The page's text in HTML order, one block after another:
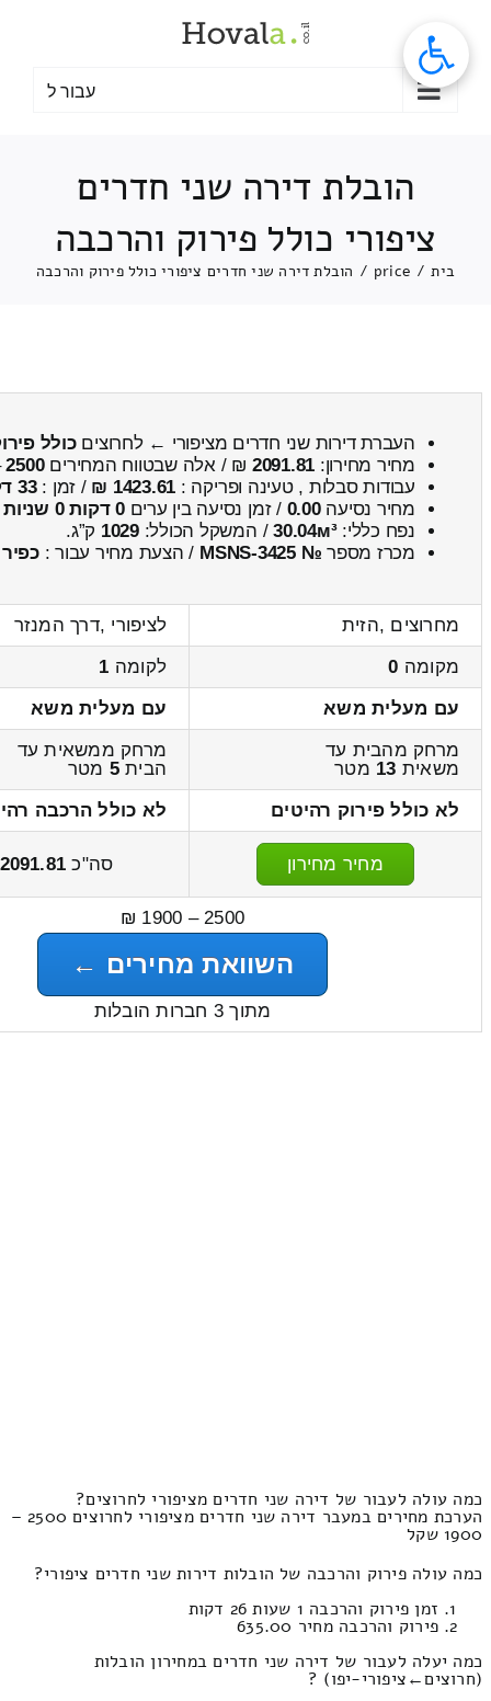
עבור ל
הובלת דירה שני חדרים
ציפורי כולל פירוק והרכבה
בית /
price
/ הובלת דירה שני חדרים ציפורי כולל פירוק והרכבה
העברת דירות שני חדרים מציפורי ← לחרוציםכולל
מחיר מחירון: 2091.81 ₪ / אלה שבטווח המחירים2500
עבודות סבלות , טעינה ופריקה : 1423.61 ₪ / זמן :33 דקות 7 שניות
מחיר נסיעה0.00 / זמן נסיעה בין ערים0 דקות 0 שניות
נפח כללי:30.04м³/ המשקל הכולל:1029 ק”ג.
מכרז מספר № MSNS-3425 / הצעת מחיר עבור :כפיר
מחרוצים ,הזית
לציפורי ,דרך המנזר
מקומה 0 לקומה 1
עם מעלית משא
עם מעלית משא
מרחק מהבית עד
משאית 13 מטר
מרחק ממשאית עד
הבית5 מטר
לא כולל פירוק רהיטים
לא כולל הרכבה
מחיר מחירון סה"כ 2091.81
2500 – 1900 ₪
השוואת מחירים ←
מתוך 3 חברות הובלות
כמה עולה לעבור של דירה שני חדרים מציפורי לחרוצים?
הערכת מחירים במעבר דירה שני חדרים מציפורי לחרוצים 2500 –
1900 שקל
כמה עולה פירוק והרכבה של הובלות דירות שני חדרים ציפורי?
זמן פירוק והרכבה 1 שעות 26 דקות
פירוק והרכבה מחיר 635.00
כמה יעלה לעבור של דירה שני חדרים במחירון הובלות
(חרוצים‎←‏ציפורי-יפו) ?